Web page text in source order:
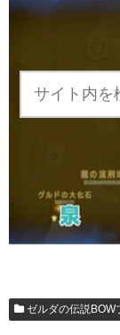
ゼルダの伝説BOW